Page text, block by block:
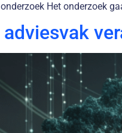
Het onderzoek